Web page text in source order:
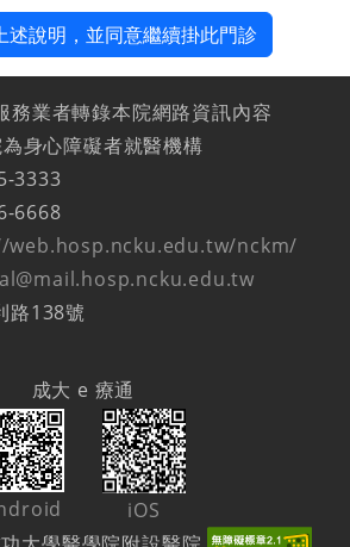
述說明，並同意繼續掛此門診
務業者轉錄本院網路資訊內容
身心障礙者就醫機構
3333
6668
nckm/
路138號
成大 e 療通
iOS